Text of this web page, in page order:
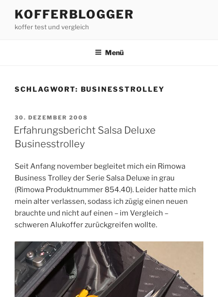
Inhalt
springen
KOFFERBLOGGER
koffer test und vergleich
Menü
SCHLAGWORT: BUSINESSTROLLEY
VERÖFFENTLICHT
AM
30. DEZEMBER 2008
Erfahrungsbericht Salsa Deluxe
Businesstrolley
Seit Anfang november begleitet mich ein Rimowa
Business Trolley der Serie Salsa Deluxe in grau
(Rimowa Produktnummer 854.40). Leider hatte mich
mein alter verlassen, sodass ich zügig einen neuen
brauchte und nicht auf einen – im Vergleich –
schweren Alukoffer zurückgreifen wollte.